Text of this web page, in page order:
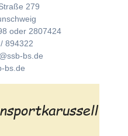
279
oder 2807424
894322
bs.de
bs.de